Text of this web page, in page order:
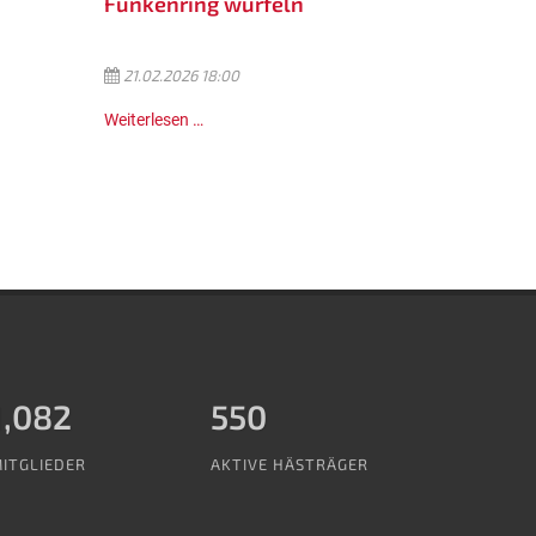
21.02.2026 18:00
Weiterlesen …
550
AKTIVE HÄSTRÄGER